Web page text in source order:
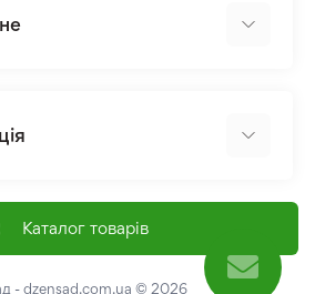
Каталог товарів
- dzensad.com.ua © 2026